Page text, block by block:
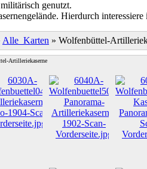
genutzt.
Hierdurch
Alle_Karten » Wolfenbüttel-
Artilleriekaserne